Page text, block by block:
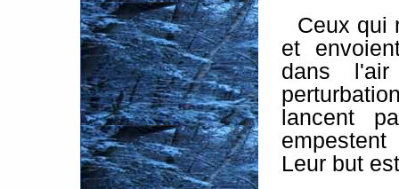
Ceux qui
et
dans l'air
lancent
Leur but